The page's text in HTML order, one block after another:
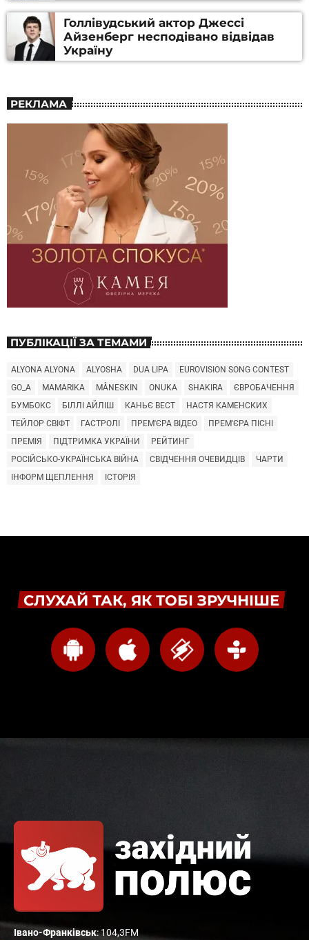
Голлівудський актор Джессі
Айзенберг несподівано відвідав
Україну
РЕКЛАМА
ПУБЛІКАЦІЇ ЗА ТЕМАМИ
ALYONA ALYONA ALYOSHA DUA LIPA
EUROVISION SONG CONTEST
GO_A
MAMARIKA MÅNESKIN ONUKA SHAKIRA
ЄВРОБАЧЕННЯ
БУМБОКС
БІЛЛІ АЙЛІШ КАНЬЄ ВЕСТ
НАСТЯ КАМЕНСКИХ
ТЕЙЛОР СВІФТ
ГАСТРОЛІ ПРЕМ'ЄРА ВІДЕО
ПРЕМ'ЄРА ПІСНІ
ПРЕМІЯ
ПІДТРИМКА УКРАЇНИ
РЕЙТИНГ
РОСІЙСЬКО-УКРАЇНСЬКА ВІЙНА
СВІДЧЕННЯ ОЧЕВИДЦІВ
ЧАРТИ
ІНФОРМ ЩЕПЛЕННЯ
ІСТОРІЯ
СЛУХАЙ ТАК, ЯК ТОБІ ЗРУЧНІШЕ
Івано-Франківськ: 104,3FM